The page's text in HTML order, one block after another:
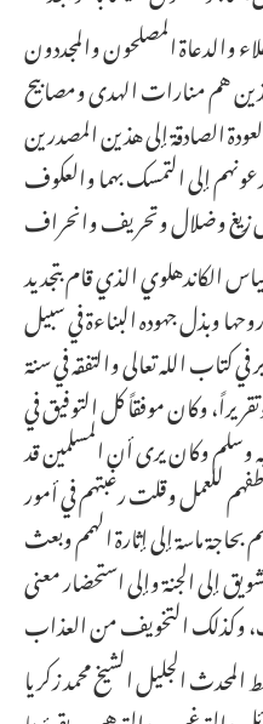
والدعاة المصلحون والمجددون
هم منارات الهدى ومصابيح
الصادقة إلى هذين المصدرين
إلى التمسك بهما والعكوف
الكاندهلوي الذي قام بتجديد
وبذل جهوده البناءة في سبيل
في كتاب الله تعالى والتفقه في سنة
وكان موفقاً كل التوفيق في
وسلم وكان يرى أن المسلمين قد
للعمل وقلت رغبتهم في أمور
بحاجة ماسة إلى إثارة الهمم وبعث
إلى الجنة وإلى استحضار معنى
الجليل الشيخ محمد زكريا